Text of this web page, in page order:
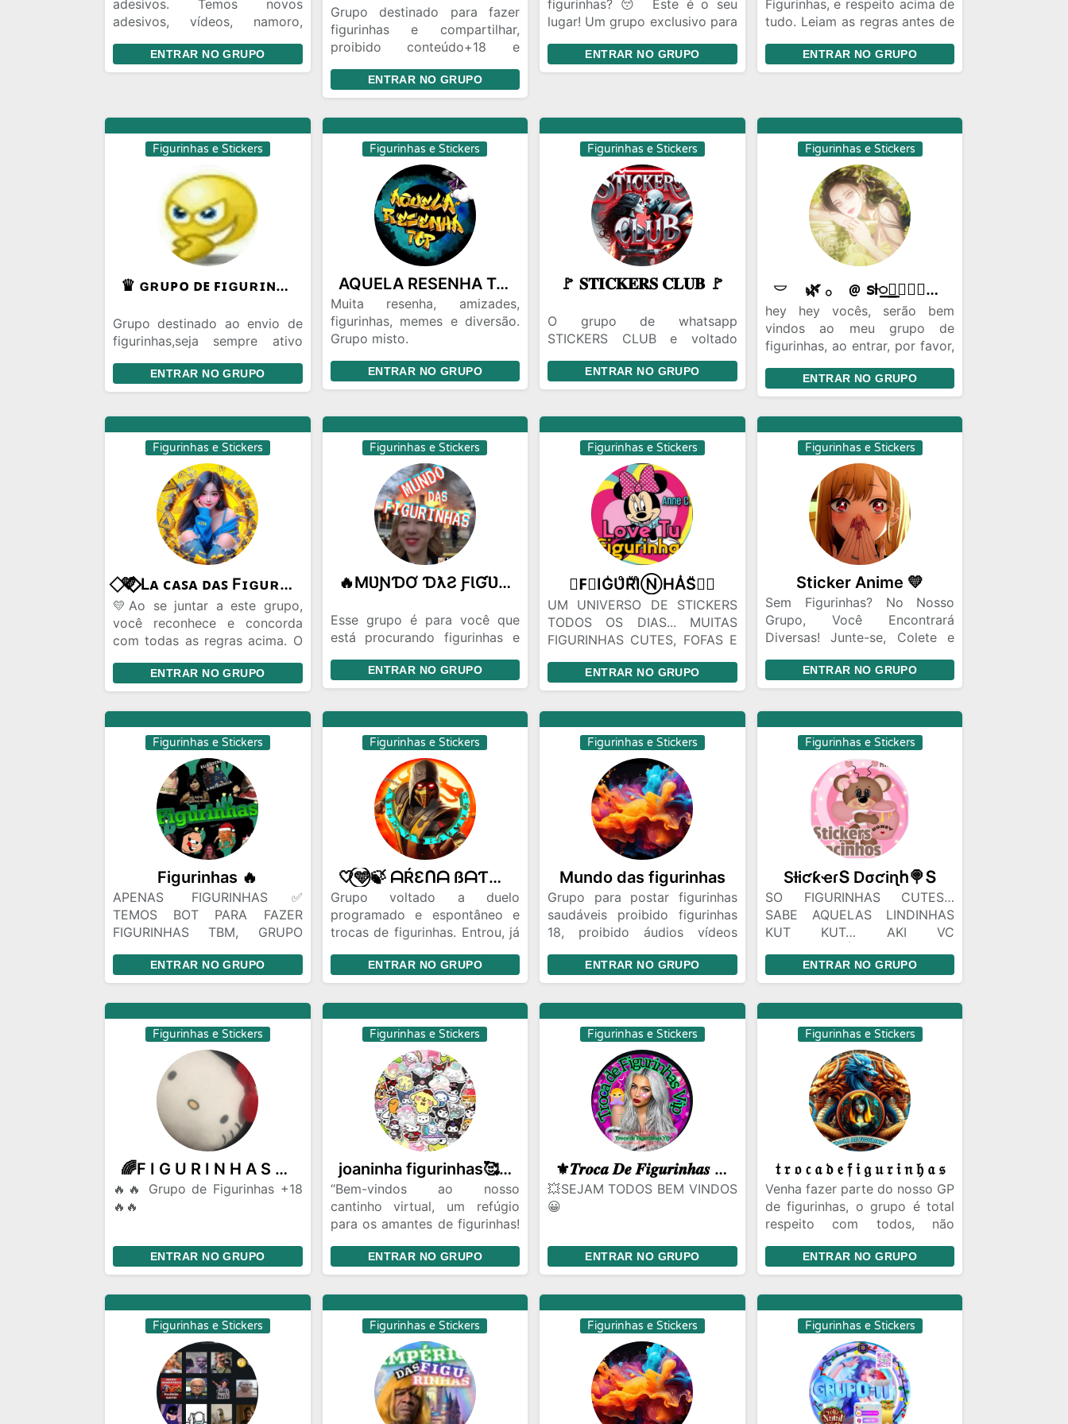
adesivos. Temos novos
adesivos, vídeos, namoro,
dias.Encontre seus amigos em
nosso grupo
ENTRAR NO GRUPO
Grupo destinado para fazer
figurinhas e compartilhar,
proibido conteúdo+18 e
e admsENTRAR NO GRUPO
figurinhas? 😴 Este é o seu
lugar! Um grupo exclusivo para
figurinhas mais novas e
aquelas que você nem sabia
ENTRAR NO GRUPO
Figurinhas, e respeito acima de
tudo. Leiam as regras antes de
compreensão!
ENTRAR NO GRUPO
Figurinhas e Stickers
♛ ɢʀᴜᴘᴏ ᴅᴇ ꜰɪɢᴜʀɪɴʜᴀꜱ ♛
Grupo destinado ao envio de
figurinhas,seja sempre ativo
mande suas figurinhas,temos
Bot para a criação de
mandar a imagem que o Bot
faz a figura automaticamente
ENTRAR NO GRUPO
Figurinhas e Stickers
AQUELA RESENHA TOP 2.0 👻
Muita resenha, amizades,
figurinhas, memes e diversão.
Grupo misto.
melhores grupos do
WhatsApp.
ENTRAR NO GRUPO
Figurinhas e Stickers
🚩 𝐒𝐓𝐈𝐂𝐊𝐄𝐑𝐒 𝐂𝐋𝐔𝐁 🚩
O grupo de whatsapp
STICKERS CLUB e voltado
Stickers , onde se troca
Stickers e forma de duelo ou
ENTRAR NO GRUPO
Figurinhas e Stickers
𓎠 ᅠ🌿 𓂂ᅠ﹫ 𝗌ƚ꯭𝗂꯭𝖼꯭𝗄꯭ᧉ꯭𝗋꯭s ㅤִㅤׁ ｡ㅤ. ㅤ 𝚁𝙰͜𝙽͜𝙳ׄ✿𝙼ׄㅤ 🍋‍🟩 ◌ㅤ
hey hey vocês, serão bem
vindos ao meu grupo de
figurinhas, ao entrar, por favor,
e espero que gostem.
ENTRAR NO GRUPO
Figurinhas e Stickers
⃟💛⃟⃟⃟ Lᴀ ᴄᴀꜱᴀ ᴅᴀꜱ Fɪɢᴜʀɪɴʜᴀꜱ愛
💛Ao se juntar a este grupo,
você reconhece e concorda
com todas as regras acima. O
resultar em ações corretivas
pelo administrador do grupo.
Agradece-se a colaboração de
todos para manter este espaço
um lugar amigável💛
ENTRAR NO GRUPO
Figurinhas e Stickers
🔥MƲƝƊƠ ƊƛƧ ƑƖƓƲƦƖƝӇƛƧ🔥
Esse grupo é para você que
está procurando figurinhas e
no melhor grupo de figurinhas
do whatsapp,temos bot de
figurinhas mande uma imagem
e sua figurinha será feita
automaticamente online 24
hrs,ao entrar leia as regras e
respeite todas elas
ENTRAR NO GRUPO
Figurinhas e Stickers
✾F⃟IGᷞUͦRͮIͤN⃝HAͭSͧ✾⃤
UM UNIVERSO DE STICKERS
TODOS OS DIAS... MUITAS
FIGURINHAS CUTES, FOFAS E
CONVERSAS COM AMIGOS E
NOS GRUPOS DA FAMÍLIA...
VEM PRA CÁ.. UM CLINA
DESCONTRAÍDO SEM AQUELA
VELHA RIGIDEZ DO: SÓ PODE
CONVERSAR POR
FIGURINHAS... AQUI PODE
FIGURINHAS SAUDÁVEIS,
IMAGENS, MÚSICAS E MUITO
MAIS... LOVE TU FIGURINHAS
ENTRAR NO GRUPO
Figurinhas e Stickers
Sticker Anime 💛
Sem Figurinhas? No Nosso
Grupo, Você Encontrará
Diversas! Junte-se, Colete e
Agora e Comece sua Jornada
de Figurinhas! Temos Muitas
Figurinhas de Animes, Somos
uma Comunidade Muito Legal
e Acolhedora, Respeite Nossas
Regras e Fassa Parte de Nós
Onrigado Pela Sua Atenção!
ENTRAR NO GRUPO
Figurinhas e Stickers
Figurinhas 🔥
APENAS FIGURINHAS✅
TEMOS BOT PARA FAZER
FIGURINHAS TBM, GRUPO
PAPO COM MODERAÇÃO✅
VÍDEOS E FOTOS SO EM
VISUALIZAÇÃO ÚNICA ✅
ENTRAR NO GRUPO
Figurinhas e Stickers
🤍⃝🩵🍃 ᗩŔƐᑎᗩ ßᗩƬƬĿƐ ƱFƇ 🤍⃝🩵🍃
Grupo voltado a duelo
programado e espontâneo e
trocas de figurinhas. Entrou, já
figurinhas. Leia as regras na
descrição e evite ser
removido. Faça parte do
melhor grupo de whatsapp.
Você será bastante bem
vindo(a) e acolhido(a).
ENTRAR NO GRUPO
Figurinhas e Stickers
Mundo das figurinhas
Grupo para postar figurinhas
saudáveis proibido figurinhas
18, proibido áudios vídeos
regras para não ser banido
ENTRAR NO GRUPO
Figurinhas e Stickers
SƚiƈƙҽɾՏ Dσƈiɳհ🍭Տ
SO FIGURINHAS CUTES…
SABE AQUELAS LINDINHAS
KUT KUT… AKI VC
DELAS. VEM PRO STICKERS
DOCINHOS E SE LAMBUZE
COM AS FIGURINHAS MAIS
DOCINHAS DO WHATSAPP!
ENTRAR NO GRUPO
Figurinhas e Stickers
🌈F I G U R I N H A S 🌈 🌟D I F E R E N C I A D A S🌟
🔥🔥 Grupo de Figurinhas +18
🔥🔥
figurinhas +18 do WhatsApp!
Aqui é só zoeira, memes
picantes e aquelas figurinhas
que fazem qualquer conversa
pegar fogo!
🚫 Regras básicas:
✅ Só figurinhas +18 (sem flood
de texto)
✅ Respeito entre os membros
ENTRAR NO GRUPO
Figurinhas e Stickers
joaninha figurinhas🥰🐞🐞
“Bem-vindos ao nosso
cantinho virtual, um refúgio
para os amantes de figurinhas!
se encontram em forma de
imagens divertidas. Este grupo
foi criado para compartilhar e
descobrir as figurinhas mais
engraçadas, criativas e
memoráveis do WhatsApp.
Queremos construir uma
comunidade onde a diversão e
o respeito caminham juntos.
Para isso, temos algumas
ENTRAR NO GRUPO
Figurinhas e Stickers
⚜️𝑻𝒓𝒐𝒄𝒂 𝑫𝒆 𝑭𝒊𝒈𝒖𝒓𝒊𝒏𝒉𝒂𝒔 𝑽𝒊𝑷 ⚜️
💥SEJAM TODOS BEM VINDOS
😀
figurinhas😀
✅️ Permitido✅️
✅️Figurinhas saudáveis,
evangélicas e engraçadas
✅️Vídeos engraçados e de
músicas (moderados)
✅️Permitido áudios de músicas
(moderados)
✅️Permitido fazer amizades e
ENTRAR NO GRUPO
Figurinhas e Stickers
𝔱 𝔯 𝔬 𝔠 𝔞 𝔡 𝔢 𝔣 𝔦 𝔤 𝔲 𝔯 𝔦 𝔫 𝔥 𝔞 𝔰
Venha fazer parte do nosso GP
de figurinhas, o grupo é total
respeito com todos, não
outros GPS, o importante é
vcs fazer parte do nosso GP,
temos bot ativo 24hs fazendo
figurinhas com fotos e vídeos
ENTRAR NO GRUPO
Figurinhas e Stickers Figurinhas e Stickers Figurinhas e Stickers Figurinhas e Stickers